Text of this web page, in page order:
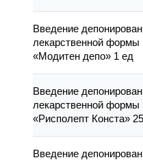
Введение
лекарственной формы
«Модитен депо» 1 ед
Введение
лекарственной формы
«Рисполепт Конста»
Введение